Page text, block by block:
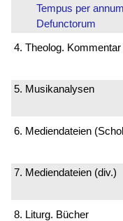
Tempus per
Defunctorum
4. Theolog. Kommentar
5. Musikanalysen
6. Mediendateien
7. Mediendateien (div.)
8. Liturg. Bücher